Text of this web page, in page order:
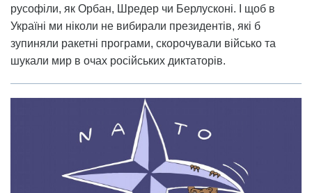
русофіли, як Орбан, Шредер чи Берлусконі. І щоб в
Україні ми ніколи не вибирали президентів, які б
зупиняли ракетні програми, скорочували військо та
шукали мир в очах російських диктаторів.